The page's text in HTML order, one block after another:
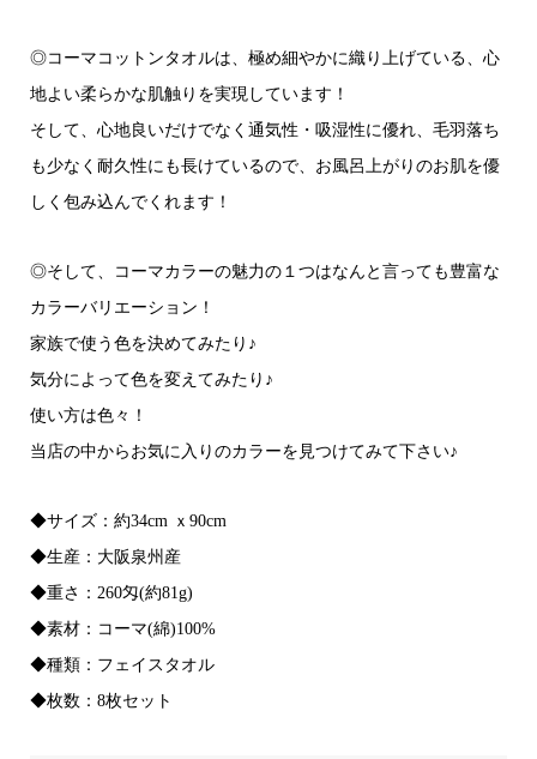
◎コーマコットンタオルは、極め細やかに織り上げている、心
地よい柔らかな肌触りを実現しています！
そして、心地良いだけでなく通気性・吸湿性に優れ、毛羽落ち
も少なく耐久性にも長けているので、お風呂上がりのお肌を優
しく包み込んでくれます！
◎そして、コーマカラーの魅力の１つはなんと言っても豊富な
カラーバリエーション！
家族で使う色を決めてみたり♪
気分によって色を変えてみたり♪
使い方は色々！
当店の中からお気に入りのカラーを見つけてみて下さい♪
◆サイズ：約34cm ｘ90cm
◆生産：大阪泉州産
◆重さ：260匁(約81g)
◆素材：コーマ(綿)100%
◆種類：フェイスタオル
◆枚数：8枚セット